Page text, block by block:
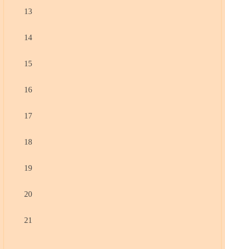
13
14
15
16
17
18
19
20
21